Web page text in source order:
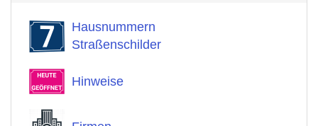
Hausnummern
Straßenschilder
Hinweise